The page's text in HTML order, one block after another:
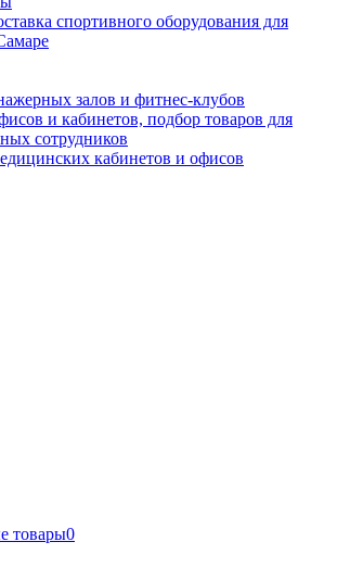
спортивного оборудования для
залов и фитнес-клубов
и кабинетов, подбор товаров для
сотрудников
кабинетов и офисов
товары0